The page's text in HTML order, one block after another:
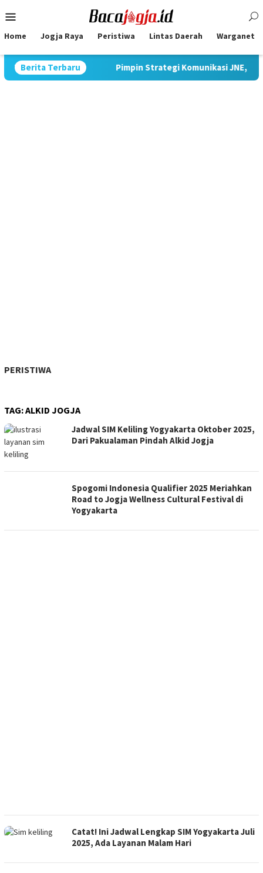
to
Menu
Home Jogja Raya Peristiwa Lintas Daerah Warganet
Berita Terbaru
di Jawa Pimpin Strategi Komunikasi JNE, Kurnia
PERISTIWA
TAG:ALKID JOGJA
Jadwal SIM Keliling Yogyakarta Oktober 2025,
Dari Pakualaman Pindah Alkid Jogja
Spogomi Indonesia Qualifier 2025 Meriahkan
Road to Jogja Wellness Cultural Festival di
Yogyakarta
Catat! Ini Jadwal Lengkap SIM Yogyakarta Juli
2025, Ada Layanan Malam Hari